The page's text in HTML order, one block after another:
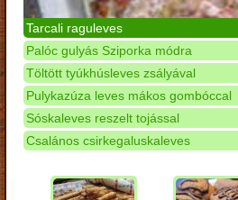
Tarcali raguleves
Palóc gulyás Sziporka módra
Töltött tyúkhúsleves zsályával
Pulykazúza leves mákos gombóccal
Sóskaleves reszelt tojással
Csalános csirkegaluskaleves